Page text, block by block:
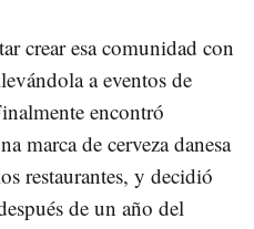
crear esa comunidad con
a eventos de
encontró
marca de cerveza danesa
restaurantes, y decidió
de un año del